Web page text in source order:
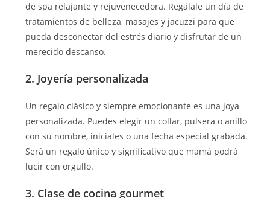
de spa relajante y rejuvenecedora. Regálale un día de
tratamientos de belleza, masajes y jacuzzi para que
pueda desconectar del estrés diario y disfrutar de un
merecido descanso.
2. Joyería personalizada
Un regalo clásico y siempre emocionante es una joya
personalizada. Puedes elegir un collar, pulsera o anillo
con su nombre, iniciales o una fecha especial grabada.
Será un regalo único y significativo que mamá podrá
lucir con orgullo.
3. Clase de cocina gourmet